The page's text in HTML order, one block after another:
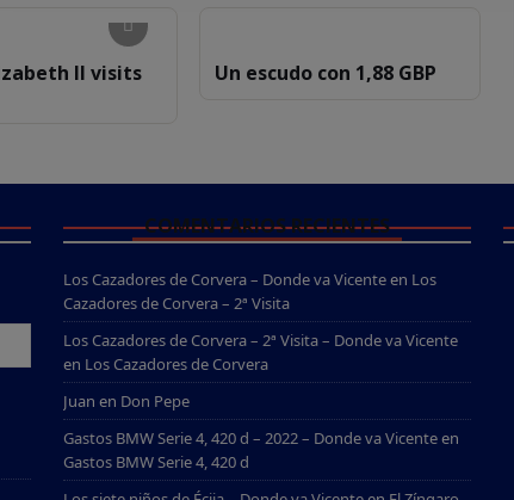
II visits
Un escudo con 1,88 GBP
COMENTARIOS RECIENTES
Los Cazadores de Corvera – Donde va Vicenteen Los
Cazadores de Corvera – 2ª Visita
Los Cazadores de Corvera – 2ª Visita – Donde va Vicente
en Los Cazadores de Corvera
Juan en Don Pepe
Gastos BMW Serie 4, 420 d – 2022 – Donde va Vicenteen
Gastos BMW Serie 4, 420 d